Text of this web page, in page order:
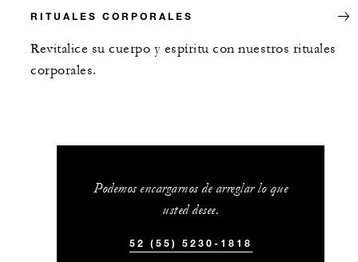
RITUALES CORPORALES
Revitalice su cuerpo y espíritu con nuestros rituales
corporales.
Podemos encargarnos de arreglar lo que
usted desee.
52 (55) 5230-1818